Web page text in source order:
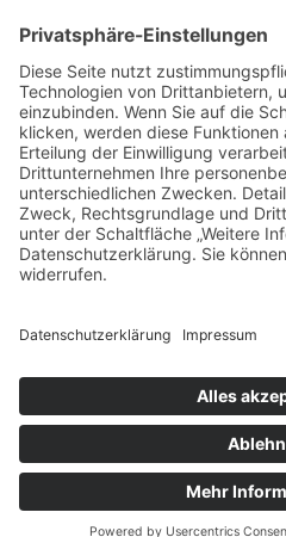
Kontakt
Tel.:0 33 43 8 / 36 97 0 – 0
Fax: 0 33 43 8 / 36 97 0 – 9
info@runge-lager-logistik.de
Rechtliches
Impressum
© 2025 runge-